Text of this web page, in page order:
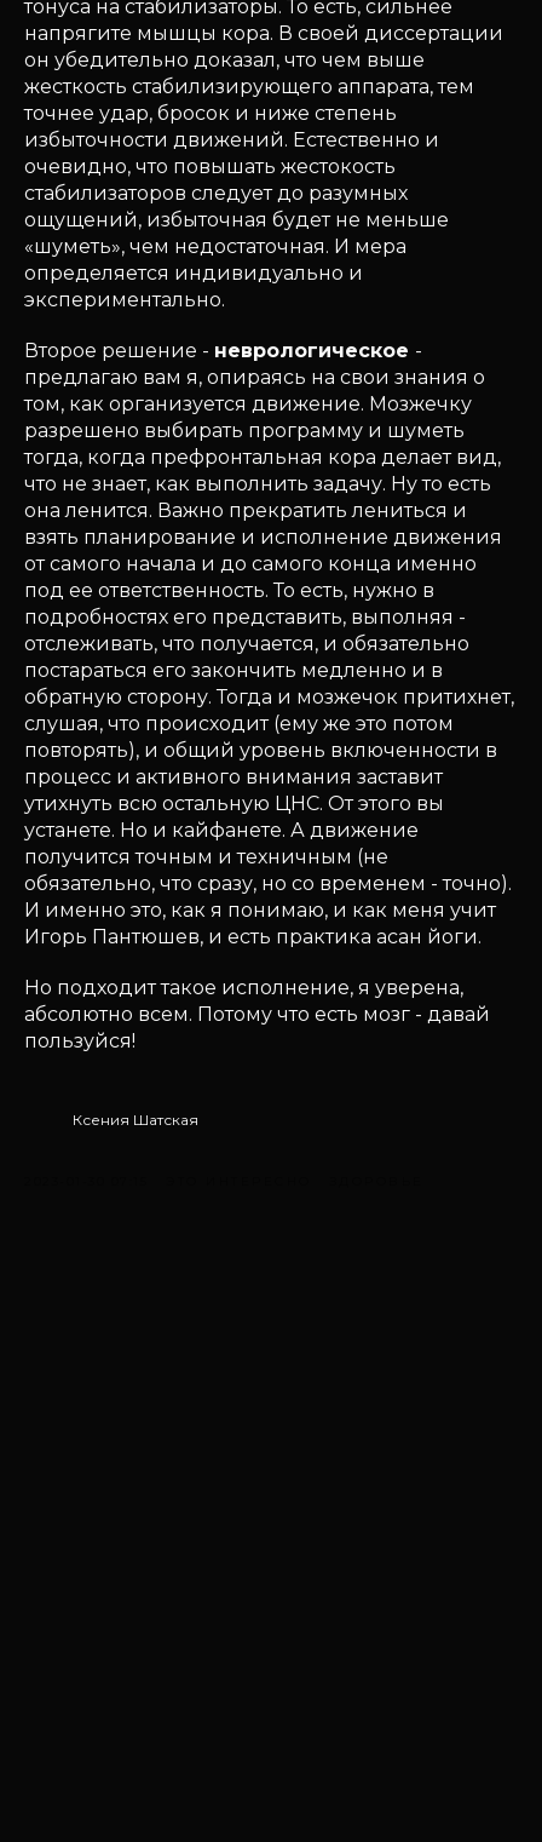
тонуса на стабилизаторы. То есть, сильнее
напрягите мышцы кора. В своей диссертации
он убедительно доказал, что чем выше
жесткость стабилизирующего аппарата, тем
точнее удар, бросок и ниже степень
избыточности движений. Естественно и
очевидно, что повышать жестокость
стабилизаторов следует до разумных
ощущений, избыточная будет не меньше
«шуметь», чем недостаточная. И мера
определяется индивидуально и
экспериментально.
Второе решение - неврологическое -
предлагаю вам я, опираясь на свои знания о
том, как организуется движение. Мозжечку
разрешено выбирать программу и шуметь
тогда, когда префронтальная кора делает вид,
что не знает, как выполнить задачу. Ну то есть
она ленится. Важно прекратить лениться и
взять планирование и исполнение движения
от самого начала и до самого конца именно
под ее ответственность. То есть, нужно в
подробностях его представить, выполняя -
отслеживать, что получается, и обязательно
постараться его закончить медленно и в
обратную сторону. Тогда и мозжечок притихнет,
слушая, что происходит (ему же это потом
повторять), и общий уровень включенности в
процесс и активного внимания заставит
утихнуть всю остальную ЦНС. От этого вы
устанете. Но и кайфанете. А движение
получится точным и техничным (не
обязательно, что сразу, но со временем - точно).
И именно это, как я понимаю, и как меня учит
Игорь Пантюшев, и есть практика асан йоги.
Но подходит такое исполнение, я уверена,
абсолютно всем. Потому что есть мозг - давай
пользуйся!
Ксения Шатская